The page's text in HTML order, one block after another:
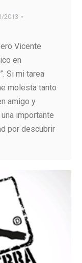
2013
Vicente
en
Si mi tarea
molesta tanto
amigo y
importante
por descubrir